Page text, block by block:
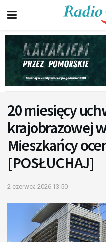
20 miesięcy
krajobrazowej
Mieszkańcy
[POSŁUCHAJ]
2 czerwca 2026 13:50